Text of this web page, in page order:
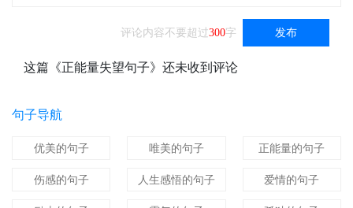
发布
评论内容不要超过300字
这篇《正能量失望句子》还未收到评论
句子导航
优美的句子 唯美的句子 正能量的句子
伤感的句子 人生感悟的句子 爱情的句子